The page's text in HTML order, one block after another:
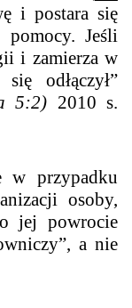
i postara się
Jeśli
i zamierza w
odłączył”
5:2) 2010 s.
osoby,
o jej powrocie
a nie